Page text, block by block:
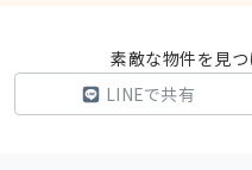
素敵な物件を見
LINEで共有